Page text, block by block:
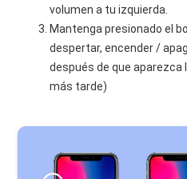
volumen a tu izquierda.
Mantenga presionado el
despertar, encender /
después de que aparezca
más tarde)